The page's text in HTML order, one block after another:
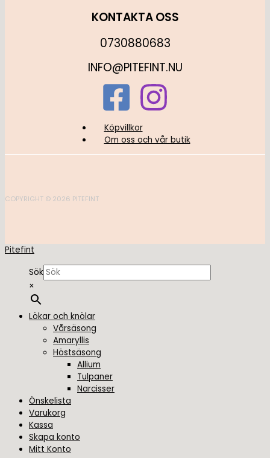
KONTAKTA OSS
0730880683
INFO@PITEFINT.NU
Köpvillkor
Om oss och vår butik
COPYRIGHT © 2026 PITEFINT
Pitefint
Sök
×
Lökar och knölar
Vårsäsong
Amaryllis
Höstsäsong
Allium
Tulpaner
Narcisser
Önskelista
Varukorg
Kassa
Skapa konto
Mitt Konto